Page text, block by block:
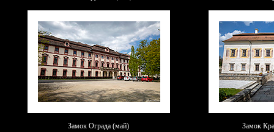
Замок Ограда (май) Замок